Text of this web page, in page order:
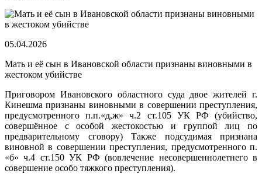
05.04.2026
Мать и её сын в Ивановской области признаны виновными в
жестоком убийстве
Приговором Ивановского областного суда двое жителей г.
Кинешма признаны виновными в совершении преступления,
предусмотренного п.п.«д,ж» ч.2 ст.105 УК РФ (убийство,
совершённое с особой жестокостью и группой лиц по
предварительному сговору) Также подсудимая признана
виновной в совершении преступления, предусмотренного п.
«б» ч.4 ст.150 УК РФ (вовлечение несовершеннолетнего в
совершение особо тяжкого преступления).